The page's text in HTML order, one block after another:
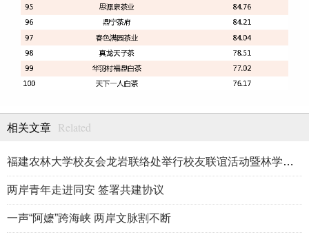
相关文章 Related
福建农林大学校友会龙岩联络处举行校友联谊活动暨林学、生物医药
两岸青年走进同安 签署共建协议
一声“阿嬷”跨海峡 两岸文脉割不断